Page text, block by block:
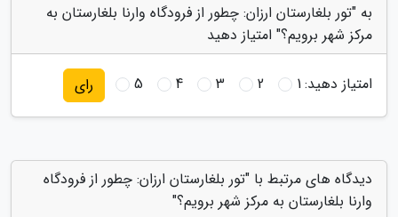
به "تور بلغارستان ارزان: چطور از فرودگاه وارنا بلغارستان به
مرکز شهر برویم؟" امتیاز دهید
امتیاز دهید:1
2
3
4
5 رای
دیدگاه های مرتبط با "تور بلغارستان ارزان: چطور از فرودگاه
وارنا بلغارستان به مرکز شهر برویم؟"